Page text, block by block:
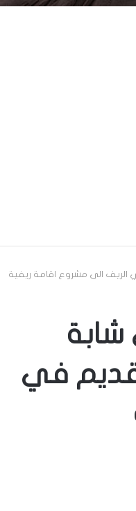
الريف الى مشروع اقامة ريفية
شابة
في